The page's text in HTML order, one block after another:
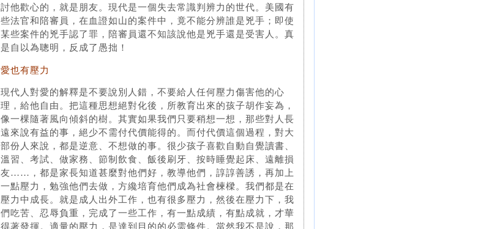
討他歡心的，就是朋友。現代是一個失去常識判辨力的世代。美國有
些法官和陪審員，在血證如山的案件中，竟不能分辨誰是兇手；即使
某些案件的兇手認了罪，陪審員還不知該說他是兇手還是受害人。真
是自以為聰明，反成了愚拙！
愛也有壓力
現代人對愛的解釋是不要說別人錯，不要給人任何壓力傷害他的心
理，給他自由。把這種思想絕對化後，所教育出來的孩子胡作妄為，
像一棵隨著風向傾斜的樹。其實如果我們只要稍想一想，那些對人長
遠來說有益的事，絕少不需付代價能得的。而付代價這個過程，對大
部份人來說，都是逆意、不想做的事。很少孩子喜歡自動自覺讀書、
溫習、考試、做家務、節制飲食、飯後刷牙、按時睡覺起床、遠離損
友……，都是家長知道甚麼對他們好，教導他們，諄諄善誘，再加上
一點壓力，勉強他們去做，方纔培育他們成為社會楝樑。我們都是在
壓力中成長。就是成人出外工作，也有很多壓力，然後在壓力下，我
們吃苦、忍辱負重，完成了一些工作，有一點成績，有點成就，才華
得著發揮。適量的壓力，是達到目的的必需條件。當然我不是說，那